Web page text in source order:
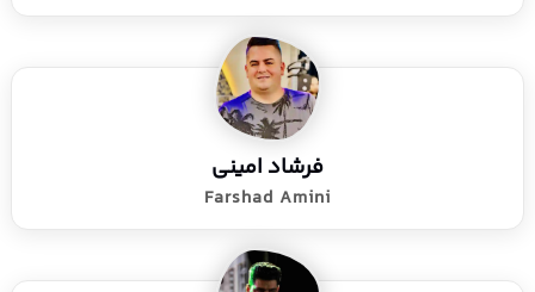
فرشاد امینی
Farshad Amini